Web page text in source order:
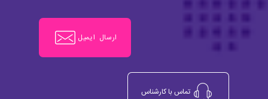
ارسال ایمیل
تماس با کارشناس